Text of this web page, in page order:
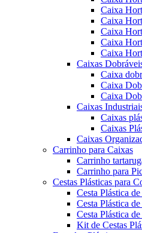
Caixa
Caixa
Caixa
Caixa
Caixa
Caixas
Caixa
Caixa
Caixa
Caixas
Caixas
Caixas
Caixas
Carrinho para Caixas
Carrinho
Carrinho para
Cestas Plásticas para
Cesta Plástica
Cesta Plástica
Cesta Plástica
Kit de Cestas